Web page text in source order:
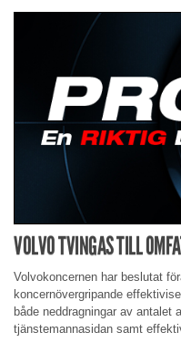
VOLVO TVINGAS TILL
Volvokoncernen har beslutat
koncernövergripande
både neddragningar av antalet
tjänstemannasidan samt